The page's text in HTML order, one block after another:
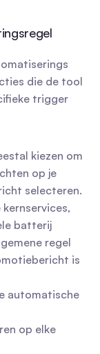
die de tool
trigger
kiezen om
op je
selecteren.
batterij
regel
is
automatische
op elke